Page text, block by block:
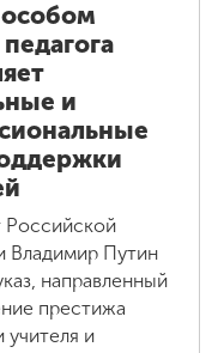
и
Российской
Владимир Путин
направленный
престижа
и